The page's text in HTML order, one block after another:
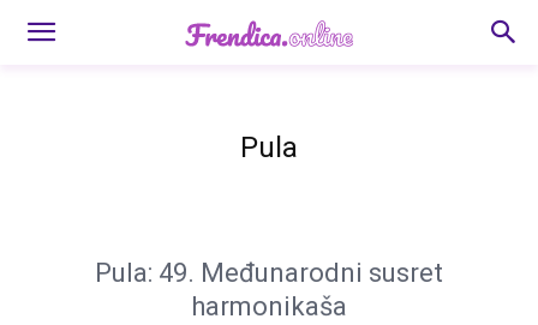
Pula
Pula: 49. Međunarodni susret
harmonikaša